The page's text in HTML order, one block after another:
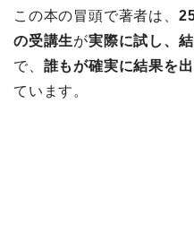
この本の冒頭で著者は、
の受講生が実際に試し、
で、 誰もが確実に結果を
ています。